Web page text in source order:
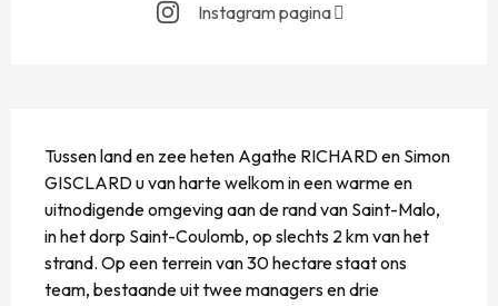
Instagram pagina
Tussen land en zee heten Agathe RICHARD en Simon
GISCLARD u van harte welkom in een warme en
uitnodigende omgeving aan de rand van Saint-Malo,
in het dorp Saint-Coulomb, op slechts 2 km van het
strand. Op een terrein van 30 hectare staat ons
team, bestaande uit twee managers en drie